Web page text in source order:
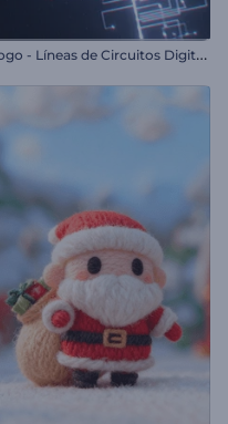
L
ogo - Líneas de Circuitos Digitales